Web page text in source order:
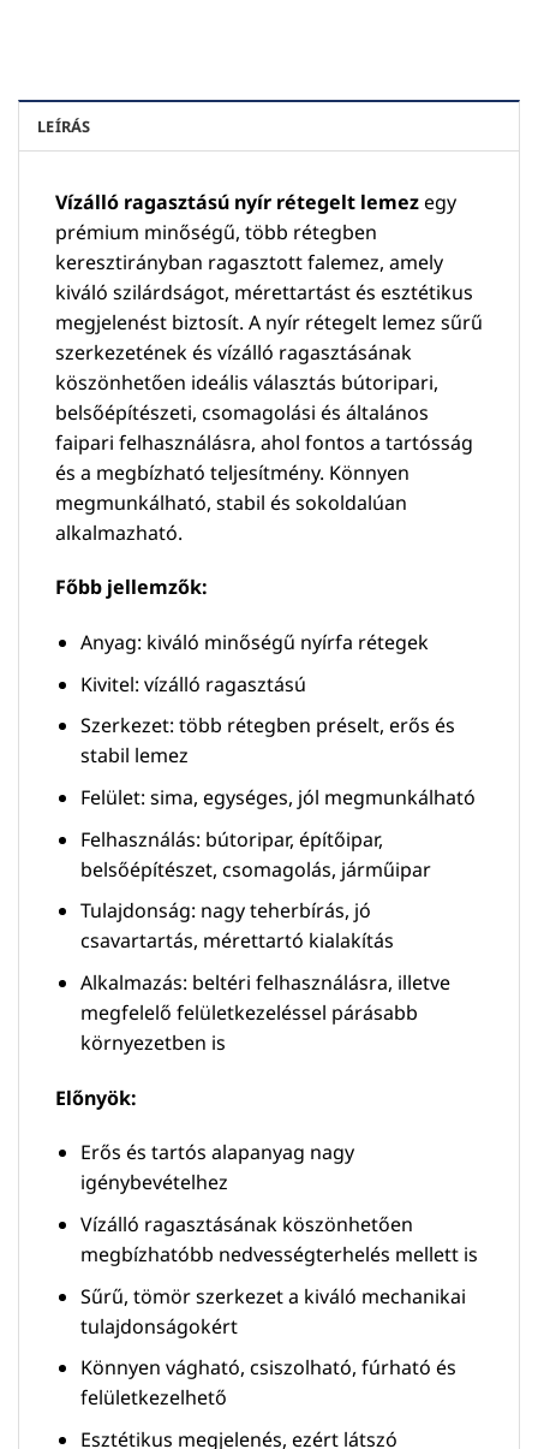
LEÍRÁS
Vízálló ragasztású nyír rétegelt lemezegy
prémium minőségű, több rétegben
keresztirányban ragasztott falemez, amely
kiváló szilárdságot, mérettartást és esztétikus
megjelenést biztosít. A nyír rétegelt lemez sűrű
szerkezetének és vízálló ragasztásának
köszönhetően ideális választás bútoripari,
belsőépítészeti, csomagolási és általános
faipari felhasználásra, ahol fontos a tartósság
és a megbízható teljesítmény. Könnyen
megmunkálható, stabil és sokoldalúan
alkalmazható.
Főbb jellemzők:
Anyag: kiváló minőségű nyírfa rétegek
Kivitel: vízálló ragasztású
Szerkezet: több rétegben préselt, erős és
stabil lemez
Felület: sima, egységes, jól megmunkálható
Felhasználás: bútoripar, építőipar,
belsőépítészet, csomagolás, járműipar
Tulajdonság: nagy teherbírás, jó
csavartartás, mérettartó kialakítás
Alkalmazás: beltéri felhasználásra, illetve
megfelelő felületkezeléssel párásabb
környezetben is
Előnyök:
Erős és tartós alapanyag nagy
igénybevételhez
Vízálló ragasztásának köszönhetően
megbízhatóbb nedvességterhelés mellett is
Sűrű, tömör szerkezet a kiváló mechanikai
tulajdonságokért
Könnyen vágható, csiszolható, fúrható és
felületkezelhető
Esztétikus megjelenés, ezért látszó